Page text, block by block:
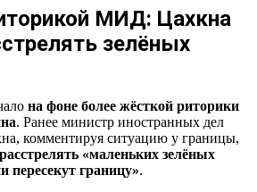
МИД: Цахкна
зелёных
на фоне более жёсткой риторики
. Ранее министр иностранных дел
комментируя ситуацию у границы,
«маленьких зелёных
пересекут границу».